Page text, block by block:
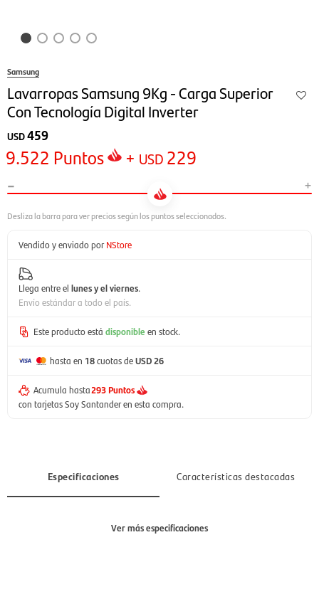
Samsung
Lavarropas Samsung 9Kg - Carga Superior
Con Tecnología Digital Inverter
USD459
9.522 Puntos + USD 229
- +
Vendido y enviado por NStore
Llega entre el lunes y el viernes.
Envío estándar a todo el país.
Este producto está disponible en stock.
hasta en 18cuotas deUSD 26
Acumula hasta293 Puntos
con tarjetas Soy Santander en esta compra.
Especificaciones Características destacadas
Capacidad de lavadoVer más especificaciones